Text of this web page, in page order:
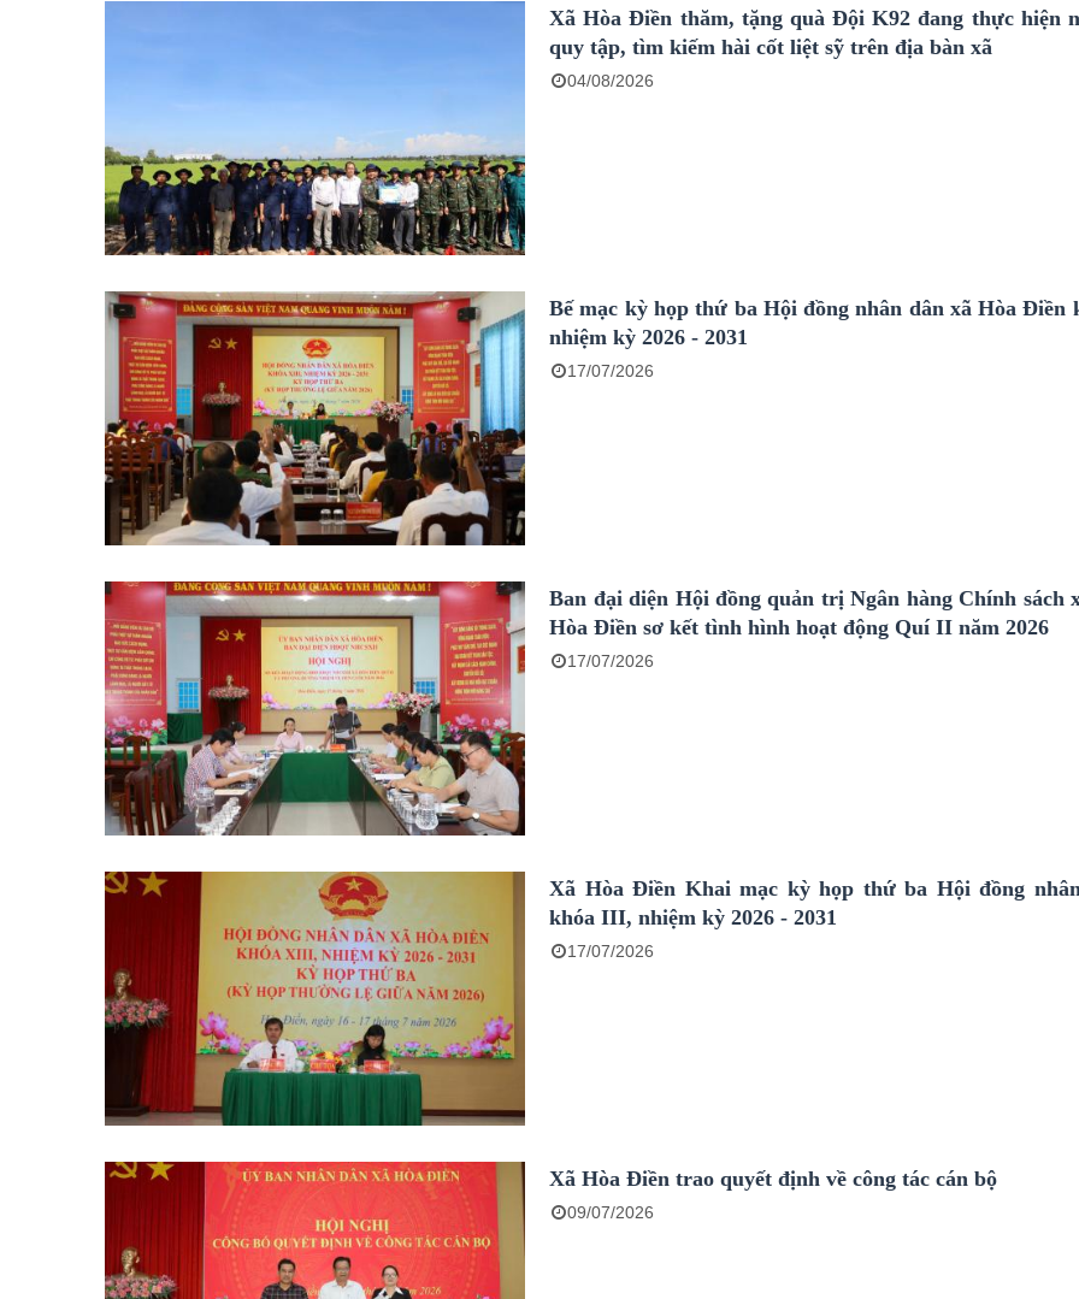
Xã Hòa Điền thăm, tặng quà Đội K92 đang thực hiện
quy tập, tìm kiếm hài cốt liệt sỹ trên địa bàn xã
04/08/2026
Bế mạc kỳ họp thứ ba Hội đồng nhân dân xã Hòa Điền
nhiệm kỳ 2026 - 2031
17/07/2026
Ban đại diện Hội đồng quản trị Ngân hàng Chính sách
Hòa Điền sơ kết tình hình hoạt động Quí II năm 2026
17/07/2026
Xã Hòa Điền Khai mạc kỳ họp thứ ba Hội đồng
khóa III, nhiệm kỳ 2026 - 2031
17/07/2026
Xã Hòa Điền trao quyết định về công tác cán bộ
09/07/2026